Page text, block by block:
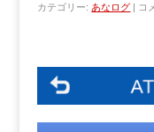
カテゴリー: あなログ | コ